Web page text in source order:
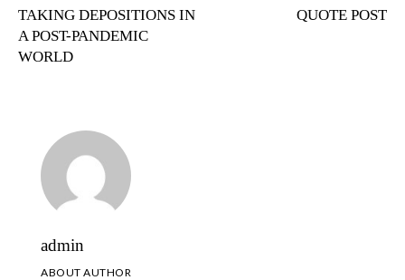
TAKING DEPOSITIONS IN
A POST-PANDEMIC
WORLD
QUOTE POST
admin
ABOUT AUTHOR